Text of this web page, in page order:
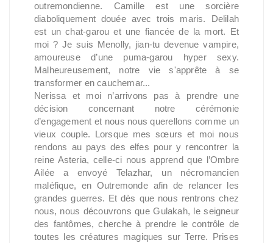
outremondienne. Camille est une sorcière
diaboliquement douée avec trois maris. Delilah
est un chat-garou et une fiancée de la mort. Et
moi ? Je suis Menolly, jian-tu devenue vampire,
amoureuse d’une puma-garou hyper sexy.
Malheureusement, notre vie s'apprête à se
transformer en cauchemar...
Nerissa et moi n’arrivons pas à prendre une
décision concernant notre cérémonie
d’engagement et nous nous querellons comme un
vieux couple. Lorsque mes sœurs et moi nous
rendons au pays des elfes pour y rencontrer la
reine Asteria, celle-ci nous apprend que l’Ombre
Ailée a envoyé Telazhar, un nécromancien
maléfique, en Outremonde afin de relancer les
grandes guerres. Et dès que nous rentrons chez
nous, nous découvrons que Gulakah, le seigneur
des fantômes, cherche à prendre le contrôle de
toutes les créatures magiques sur Terre. Prises